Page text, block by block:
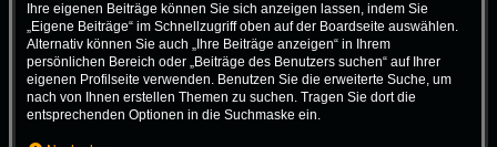
Ihre eigenen Beiträge können Sie sich anzeigen lassen, indem Sie
„Eigene Beiträge“ im Schnellzugriff oben auf der Boardseite auswählen.
Alternativ können Sie auch „Ihre Beiträge anzeigen“ in Ihrem
persönlichen Bereich oder „Beiträge des Benutzers suchen“ auf Ihrer
eigenen Profilseite verwenden. Benutzen Sie die erweiterte Suche, um
nach von Ihnen erstellen Themen zu suchen. Tragen Sie dort die
entsprechenden Optionen in die Suchmaske ein.